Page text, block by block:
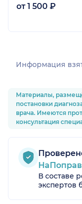
от 1 500 ₽
Информация
Материалы,
постановки
врача. Имеются
консультация
В составе
экспертов